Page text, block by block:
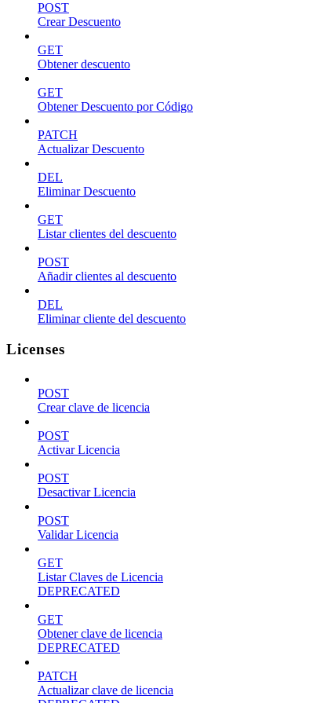
POST
Crear Descuento
GET
Obtener descuento
GET
Obtener Descuento por Código
PATCH
Actualizar Descuento
DEL
Eliminar Descuento
GET
Listar clientes del descuento
POST
Añadir clientes al descuento
DEL
Eliminar cliente del descuento
Licenses
POST
Crear clave de licencia
POST
Activar Licencia
POST
Desactivar Licencia
POST
Validar Licencia
GET
Listar Claves de Licencia
DEPRECATED
GET
Obtener clave de licencia
DEPRECATED
PATCH
Actualizar clave de licencia